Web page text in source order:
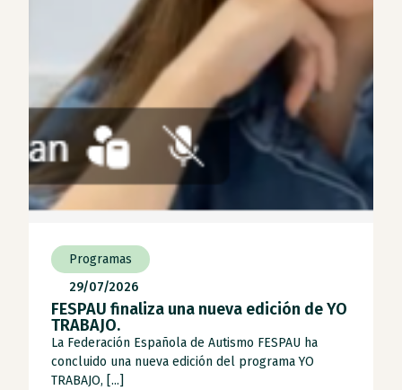
Programas
29/07/2026
FESPAU finaliza una nueva edición de YO
TRABAJO.
La Federación Española de Autismo FESPAU ha
concluido una nueva edición del programa YO
TRABAJO, [...]